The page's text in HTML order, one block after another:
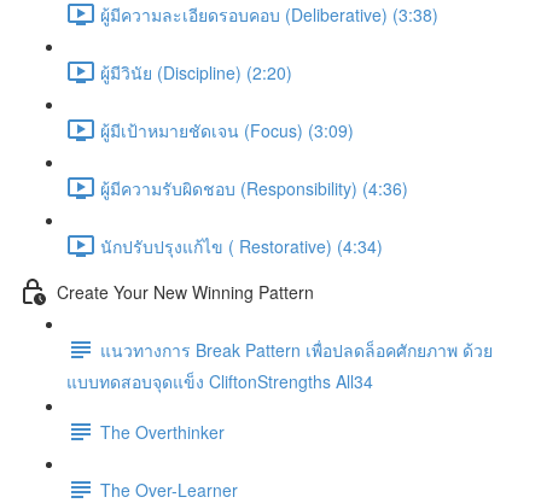
ผู้มีความละเอียดรอบคอบ (Deliberative) (3:38)
ผู้มีวินัย (Discipline) (2:20)
ผู้มีเป้าหมายชัดเจน (Focus) (3:09)
ผู้มีความรับผิดชอบ (Responsibility) (4:36)
นักปรับปรุงแก้ไข ( Restorative) (4:34)
Create Your New Winning Pattern
แนวทางการ Break Pattern เพื่อปลดล็อคศักยภาพ ด้วย
แบบทดสอบจุดแข็ง CliftonStrengths All34
The Overthinker
The Over-Learner